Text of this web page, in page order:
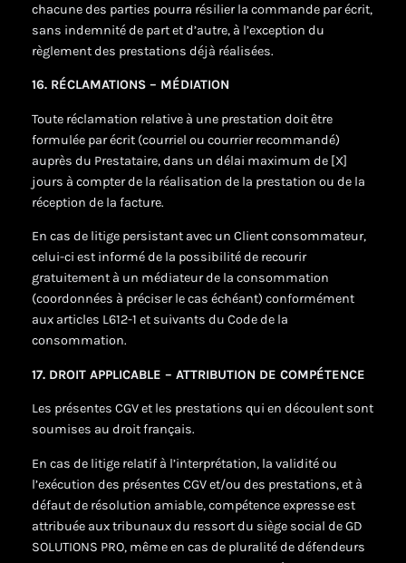
chacune des parties pourra résilier la commande par écrit,
sans indemnité de part et d’autre, à l’exception du
règlement des prestations déjà réalisées.
16. RÉCLAMATIONS – MÉDIATION
Toute réclamation relative à une prestation doit être
formulée par écrit (courriel ou courrier recommandé)
auprès du Prestataire, dans un délai maximum de [X]
jours à compter de la réalisation de la prestation ou de la
réception de la facture.
En cas de litige persistant avec un Client consommateur,
celui-ci est informé de la possibilité de recourir
gratuitement à un médiateur de la consommation
(coordonnées à préciser le cas échéant) conformément
aux articles L612-1 et suivants du Code de la
consommation.
17. DROIT APPLICABLE – ATTRIBUTION DE COMPÉTENCE
Les présentes CGV et les prestations qui en découlent sont
soumises au droit français.
En cas de litige relatif à l’interprétation, la validité ou
l’exécution des présentes CGV et/ou des prestations, et à
défaut de résolution amiable, compétence expresse est
attribuée aux tribunaux du ressort du siège social de GD
SOLUTIONS PRO, même en cas de pluralité de défendeurs